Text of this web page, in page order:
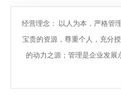
经营理念： 以人为本，严格管
宝贵的资源，尊重个人，充分
的动力之源；管理是企业发展